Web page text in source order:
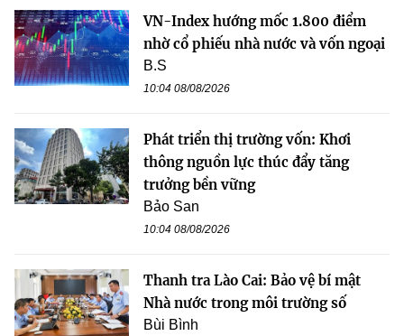
VN-Index hướng mốc 1.800 điểm
nhờ cổ phiếu nhà nước và vốn ngoại
B.S
10:04 08/08/2026
Phát triển thị trường vốn: Khơi
thông nguồn lực thúc đẩy tăng
trưởng bền vững
Bảo San
10:04 08/08/2026
Thanh tra Lào Cai: Bảo vệ bí mật
Nhà nước trong môi trường số
Bùi Bình